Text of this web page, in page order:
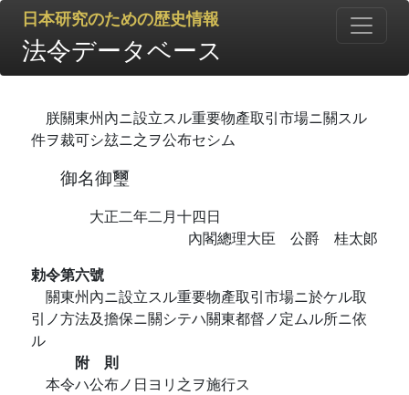
日本研究のための歴史情報
法令データベース
朕關東州內ニ設立スル重要物產取引市場ニ關スル
件ヲ裁可シ玆ニ之ヲ公布セシム
御名御璽
大正二年二月十四日
內閣總理大臣 公爵 桂太郞
勅令第六號
關東州內ニ設立スル重要物產取引市場ニ於ケル取
引ノ方法及擔保ニ關シテハ關東都督ノ定ムル所ニ依
ル
附 則
本令ハ公布ノ日ヨリ之ヲ施行ス